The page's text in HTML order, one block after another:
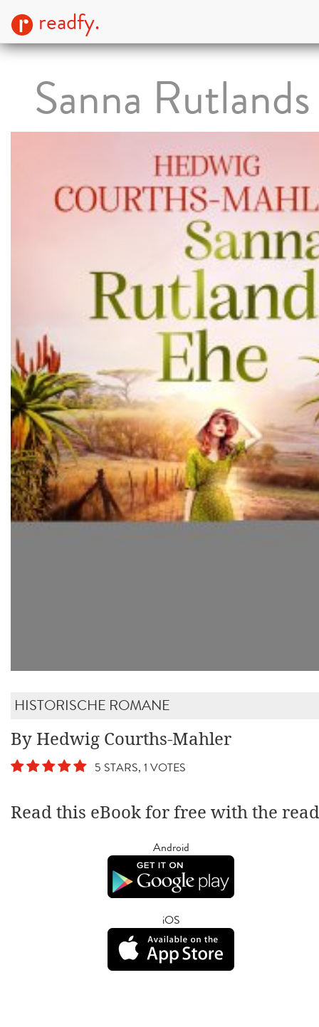
readfy.
Sanna
HISTORISCHE ROMANE
By Hedwig Courths-Mahler
5 STARS, 1 VOTES
Read this eBook for free with the
Android
iOS